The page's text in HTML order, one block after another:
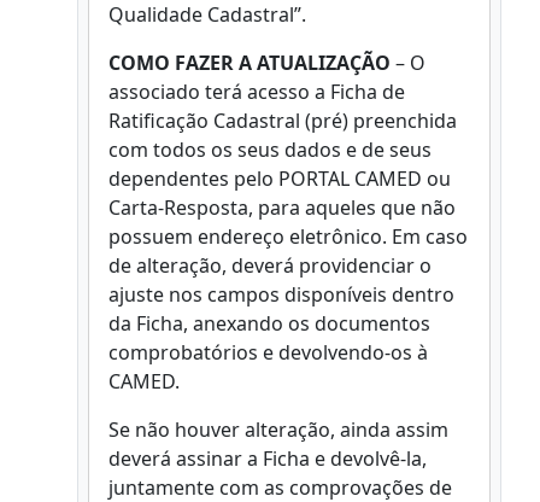
Qualidade Cadastral”.
COMO FAZER A ATUALIZAÇÃO – O
associado terá acesso a Ficha de
Ratificação Cadastral (pré) preenchida
com todos os seus dados e de seus
dependentes pelo PORTAL CAMED ou
Carta-Resposta, para aqueles que não
possuem endereço eletrônico. Em caso
de alteração, deverá providenciar o
ajuste nos campos disponíveis dentro
da Ficha, anexando os documentos
comprobatórios e devolvendo-os à
CAMED.
Se não houver alteração, ainda assim
deverá assinar a Ficha e devolvê-la,
juntamente com as comprovações de